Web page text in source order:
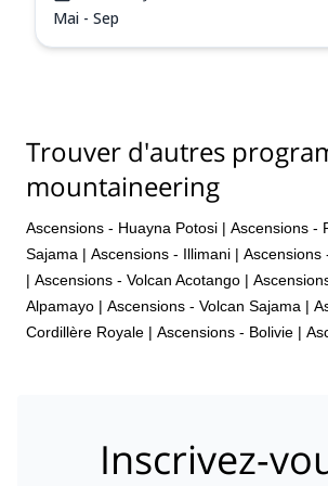
Mai - Sep
Trouver d'autres
mountaineering
Ascensions - Huayna Potosi | Ascensions -
Sajama | Ascensions - Illimani | Ascensions
| Ascensions - Volcan Acotango |
Alpamayo | Ascensions - Volcan Sajama |
Cordillère Royale | Ascensions - Bolivie |
Inscrivez-